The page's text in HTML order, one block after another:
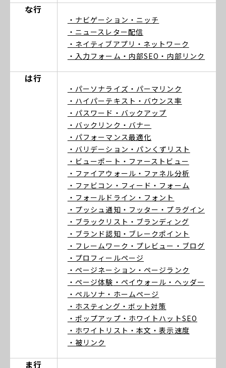
な行
・ナビゲーション ・ニッチ
・ニュースレター配信
・ネイティブアプリ ・ネットワーク
・入力フォーム ・内部SEO ・内部リンク
は行
・パーソナライズ ・パーマリンク
・ハイパーテキスト ・バウンス率
・パスワード ・バックアップ
・バックリンク ・バナー
・パフォーマンス最適化
・バリデーション ・パンくずリスト
・ビューポート ・ファーストビュー
・ファイアウォール ・ファネル分析
・ファビコン ・フィード ・フォーム
・フォールドライン ・フォント
・プッシュ通知 ・フッター ・プラグイン
・ブラックリスト ・ブランディング
・ブランド認知 ・ブレークポイント
・フレームワーク ・プレビュー ・ブログ
・プロフィールページ
・ページネーション ・ページランク
・ページ体験 ・ペイウォール ・ヘッダー
・ペルソナ ・ホームページ
・ホスティング ・ボット対策
・ポップアップ ・ホワイトハットSEO
・ホワイトリスト ・本文 ・表示速度
・被リンク
ま行